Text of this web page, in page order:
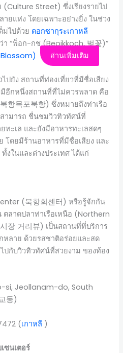
Street) ซึ่งเรียงรายไป
ยแห่ง โดยเฉพาะอย่างยิ่ง ในช่วง
มไปด้วย ดอกซากุระเกาหลี
า “พ็อก-กช (Beojkkoch, 벚꽃)”
อ่านเพิ่มเติม
ปยัง สถานที่ท่องเที่ยวที่มีชื่อเสียง
อีกหนึ่งสถานที่ที่ไม่ควรพลาด คือ
항목포북항) ซึ่งหมายถึงท่าเรือ
ามารถ ชื่นชมวิวทิวทัศน์ที่
ทะเล และยังมีอาหารทะเลสดๆ
โดยมีร้านอาหารที่มีชื่อเสียง และ
งในและต่างประเทศ ได้แก่
(북항회센터) หรือรู้จักกัน
ลาดปลาท่าเรือเหนือ (Northern
장 거리뷰) เป็นสถานที่ที่บริการ
หลาย ด้วยรสชาติอร่อยและสด
ปกับวิวทิวทัศน์ที่สวยงาม ของท้อง
si, Jeollanam-do, South
동)
(เกาหลี )
ซนเตอร์